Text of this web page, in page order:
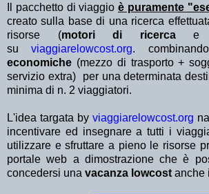
Il pacchetto di viaggio è puramente
creato sulla base di una ricerca
risorse (motori di ricerca
suviaggiarelowcost.org.
economiche (mezzo di trasporto +
servizio extra)
per una determinata
minima di n. 2 viaggiatori.
L'idea targata by viaggiarelowcost.org
incentivare ed insegnare a tutti i
utilizzare e sfruttare a pieno le risorse
portale web a dimostrazione che è
concedersi una vacanza lowcost anche